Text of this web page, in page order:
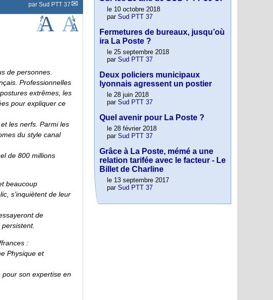
par Sud PTT 37
de personnes.
Professionnelles
extrêmes, les
pour expliquer ce
les nerfs. Parmi les
du style canal
de 800 millions
beaucoup
s’inquiètent de leur
de
:
Physique et
pour son expertise en
le 10 octobre 2018
par Sud PTT 37
Fermetures de bureaux, jusqu’où
ira La Poste ?
le 25 septembre 2018
par Sud PTT 37
Deux policiers municipaux
lyonnais agressent un postier
le 28 juin 2018
par Sud PTT 37
Quel avenir pour La Poste ?
le 28 février 2018
par Sud PTT 37
Grâce à La Poste, mémé a une
relation tarifée avec le facteur - Le
Billet de Charline
le 13 septembre 2017
par Sud PTT 37